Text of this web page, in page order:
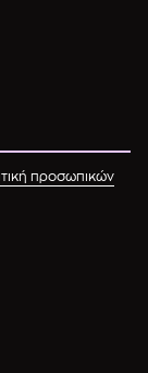
προσωπικών